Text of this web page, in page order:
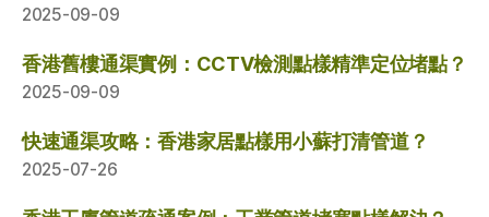
2025-09-09
香港舊樓通渠實例：CCTV檢測點樣精準定位堵點？
2025-09-09
快速通渠攻略：香港家居點樣用小蘇打清管道？
2025-07-26